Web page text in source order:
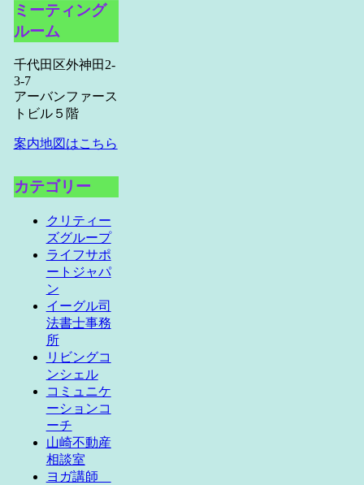
ミーティング
ルーム
千代田区外神田2-
3-7
アーバンファース
トビル５階
案内地図はこちら
カテゴリー
クリティー
ズグループ
ライフサポ
ートジャパ
ン
イーグル司
法書士事務
所
リビングコ
ンシェル
コミュニケ
ーションコ
ーチ
山崎不動産
相談室
ヨガ講師